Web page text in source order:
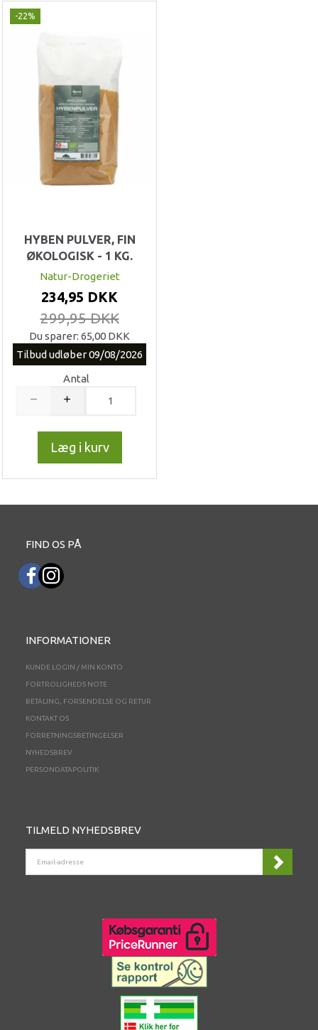
-22%
HYBEN PULVER, FIN
ØKOLOGISK - 1 KG.
Natur-Drogeriet
234,95 DKK
299,95 DKK
Du sparer: 65,00 DKK
Tilbud udløber 09/08/2026
Antal
Læg i kurv
FIND OS PÅ
INFORMATIONER
KUNDE LOGIN / MIN KONTO
FORTROLIGHEDS NOTE
BETALING, FORSENDELSE OG RETUR
KONTAKT OS
FORRETNINGSBETINGELSER
NYHEDSBREV
PERSONDATAPOLITIK
TILMELD NYHEDSBREV
ADRESSE